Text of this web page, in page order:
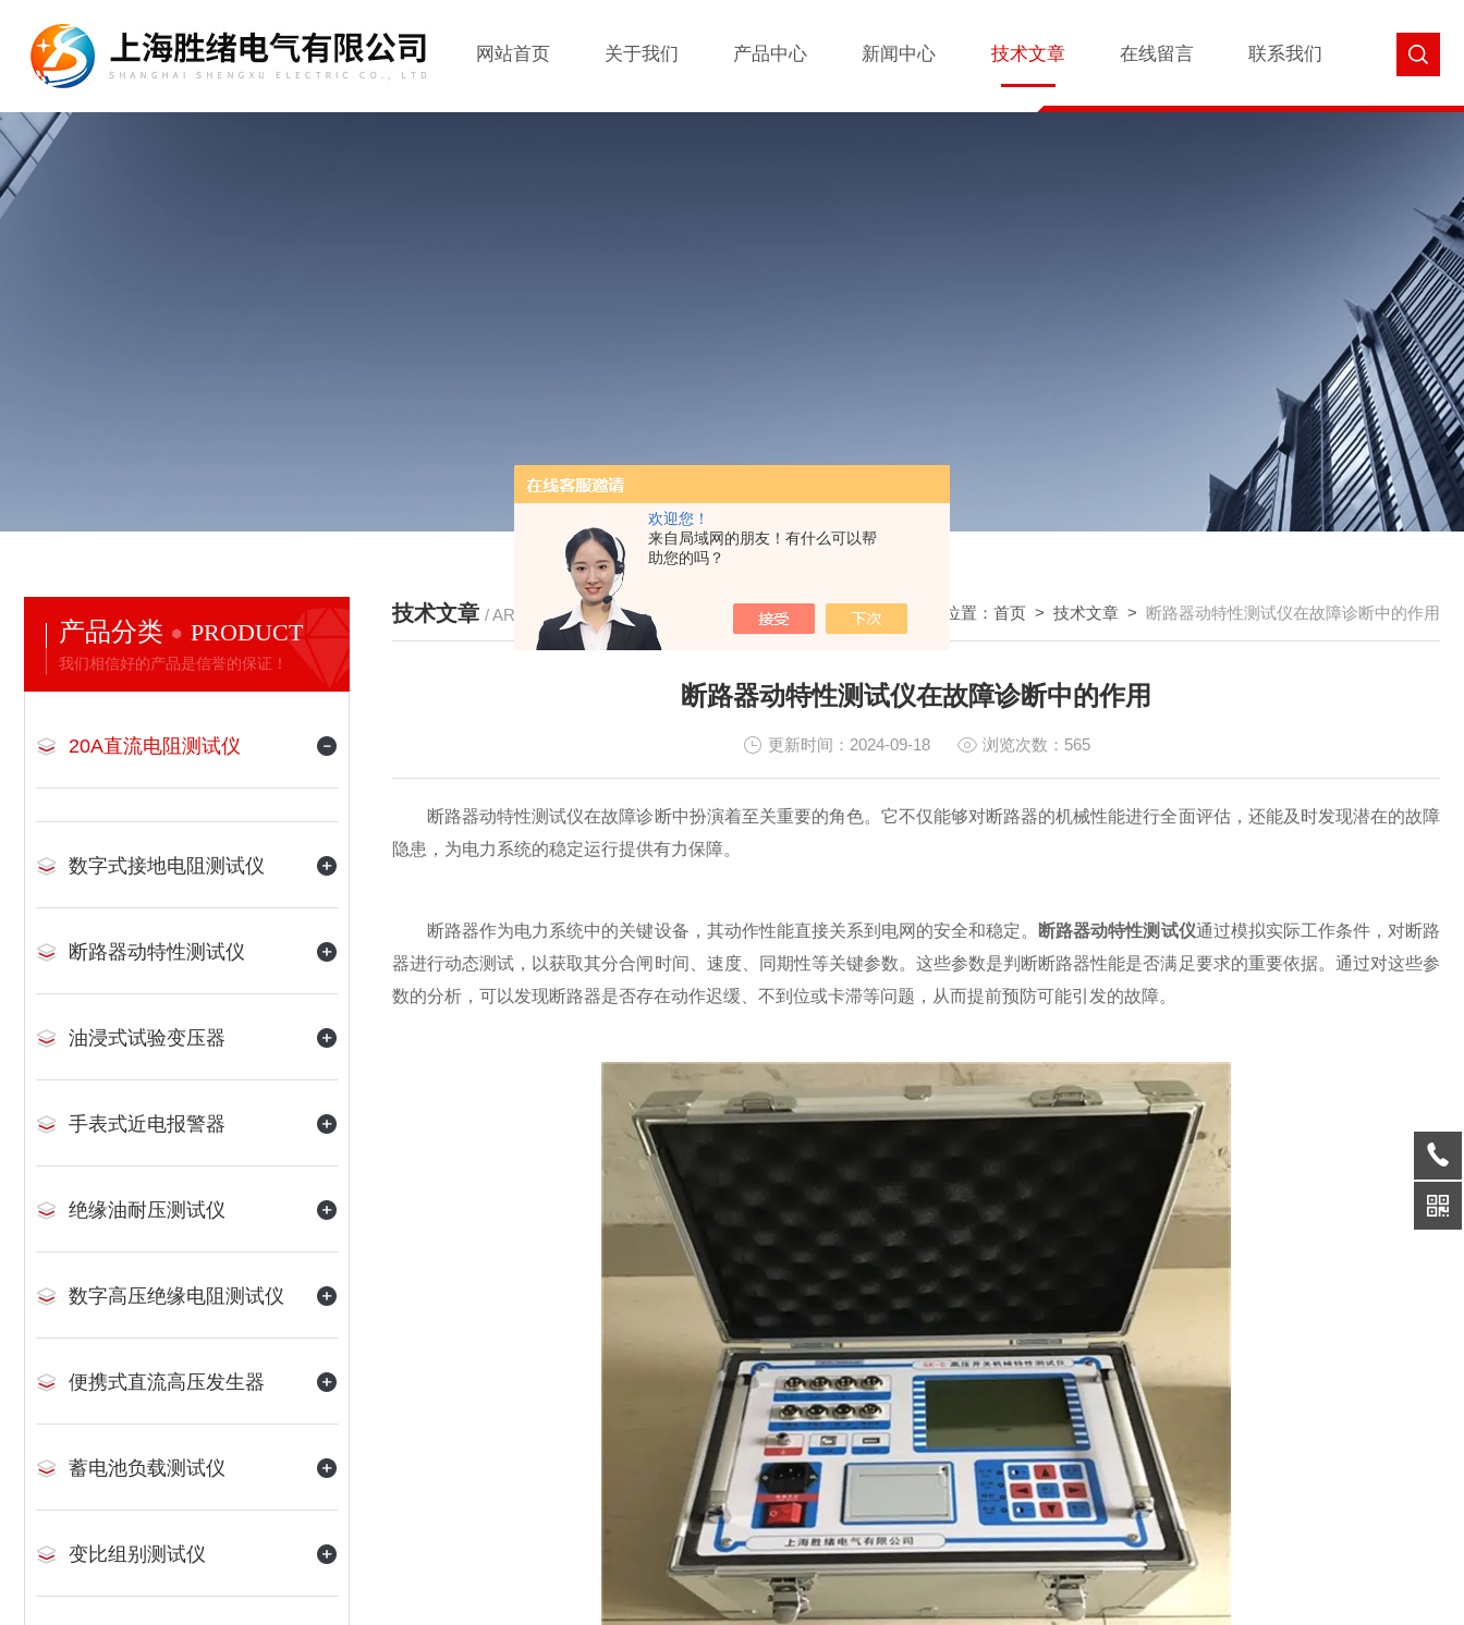
欢迎您！
来自局域网的朋友！有什么可以帮
助您的吗？
网站首页 关于我们 产品中心 新闻中心 技术文章 在线留言 联系我们
产品分类 PRODUCT
我们相信好的产品是信誉的保证！
20A直流电阻测试仪
数字式接地电阻测试仪
断路器动特性测试仪
油浸式试验变压器
手表式近电报警器
绝缘油耐压测试仪
数字高压绝缘电阻测试仪
便携式直流高压发生器
蓄电池负载测试仪
变比组别测试仪
技术文章 / ARTICLE 我的位置： 首页 > 技术文章 > 断路器动特性测试仪在故障诊断中的作用
断路器动特性测试仪在故障诊断中的作用
更新时间：2024-09-18 浏览次数：565
断路器动特性测试仪在故障诊断中扮演着至关重要的角色。它不仅能够对断路器的机械性能进行全面评估，还能及时发现潜在的故障
隐患，为电力系统的稳定运行提供有力保障。
断路器作为电力系统中的关键设备，其动作性能直接关系到电网的安全和稳定。 断路器动特性测试仪通过模拟实际工作条件，对断路
器进行动态测试，以获取其分合闸时间、速度、同期性等关键参数。这些参数是判断断路器性能是否满足要求的重要依据。通过对这些参
数的分析，可以发现断路器是否存在动作迟缓、不到位或卡滞等问题，从而提前预防可能引发的故障。